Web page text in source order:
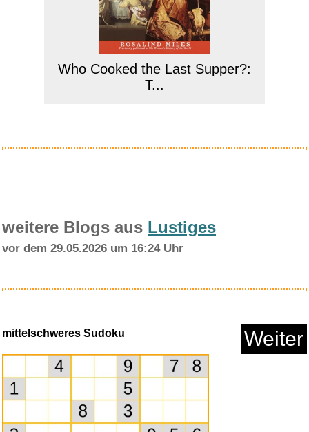
Who Cooked the Last Supper?:
T...
weitere Blogs aus Lustiges
vor dem 29.05.2026 um 16:24 Uhr
mittelschweres Sudoku Weiter